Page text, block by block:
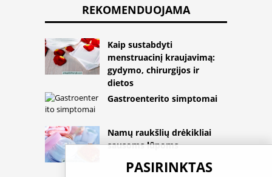
PASIRINKTAS
REKOMENDUOJAMA
Kaip sustabdyti
menstruacinį kraujavimą:
gydymo, chirurgijos ir
dietos
Gastroenterito simptomai
Namų raukšlių drėkikliai
sausoms lūpoms